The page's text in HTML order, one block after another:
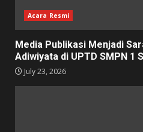
Acara Resmi
Media Publikasi Menjadi
Adiwiyata di UPTD SMPN 1
July 23, 2026